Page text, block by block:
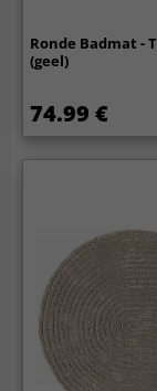
Ronde Badmat -
(geel)
74.99 €